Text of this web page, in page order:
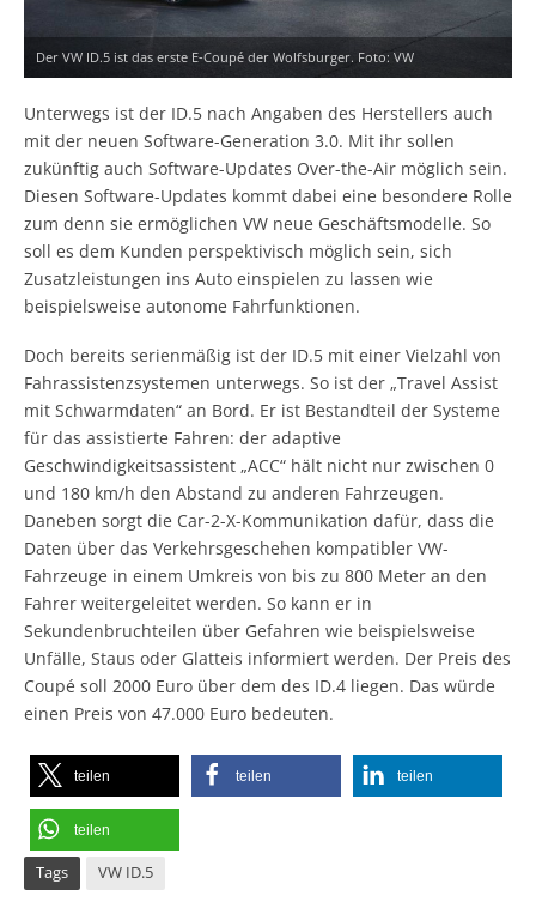
Der VW ID.5 ist das erste E-Coupé der Wolfsburger. Foto: VW
Unterwegs ist der ID.5 nach Angaben des Herstellers auch
mit der neuen Software-Generation 3.0. Mit ihr sollen
zukünftig auch Software-Updates Over-the-Air möglich sein.
Diesen Software-Updates kommt dabei eine besondere Rolle
zum denn sie ermöglichen VW neue Geschäftsmodelle. So
soll es dem Kunden perspektivisch möglich sein, sich
Zusatzleistungen ins Auto einspielen zu lassen wie
beispielsweise autonome Fahrfunktionen.
Doch bereits serienmäßig ist der ID.5 mit einer Vielzahl von
Fahrassistenzsystemen unterwegs. So ist der „Travel Assist
mit Schwarmdaten“ an Bord. Er ist Bestandteil der Systeme
für das assistierte Fahren: der adaptive
Geschwindigkeitsassistent „ACC“ hält nicht nur zwischen 0
und 180 km/h den Abstand zu anderen Fahrzeugen.
Daneben sorgt die Car-2-X-Kommunikation dafür, dass die
Daten über das Verkehrsgeschehen kompatibler VW-
Fahrzeuge in einem Umkreis von bis zu 800 Meter an den
Fahrer weitergeleitet werden. So kann er in
Sekundenbruchteilen über Gefahren wie beispielsweise
Unfälle, Staus oder Glatteis informiert werden. Der Preis des
Coupé soll 2000 Euro über dem des ID.4 liegen. Das würde
einen Preis von 47.000 Euro bedeuten.
teilen teilen teilen
teilen
Tags VW ID.5